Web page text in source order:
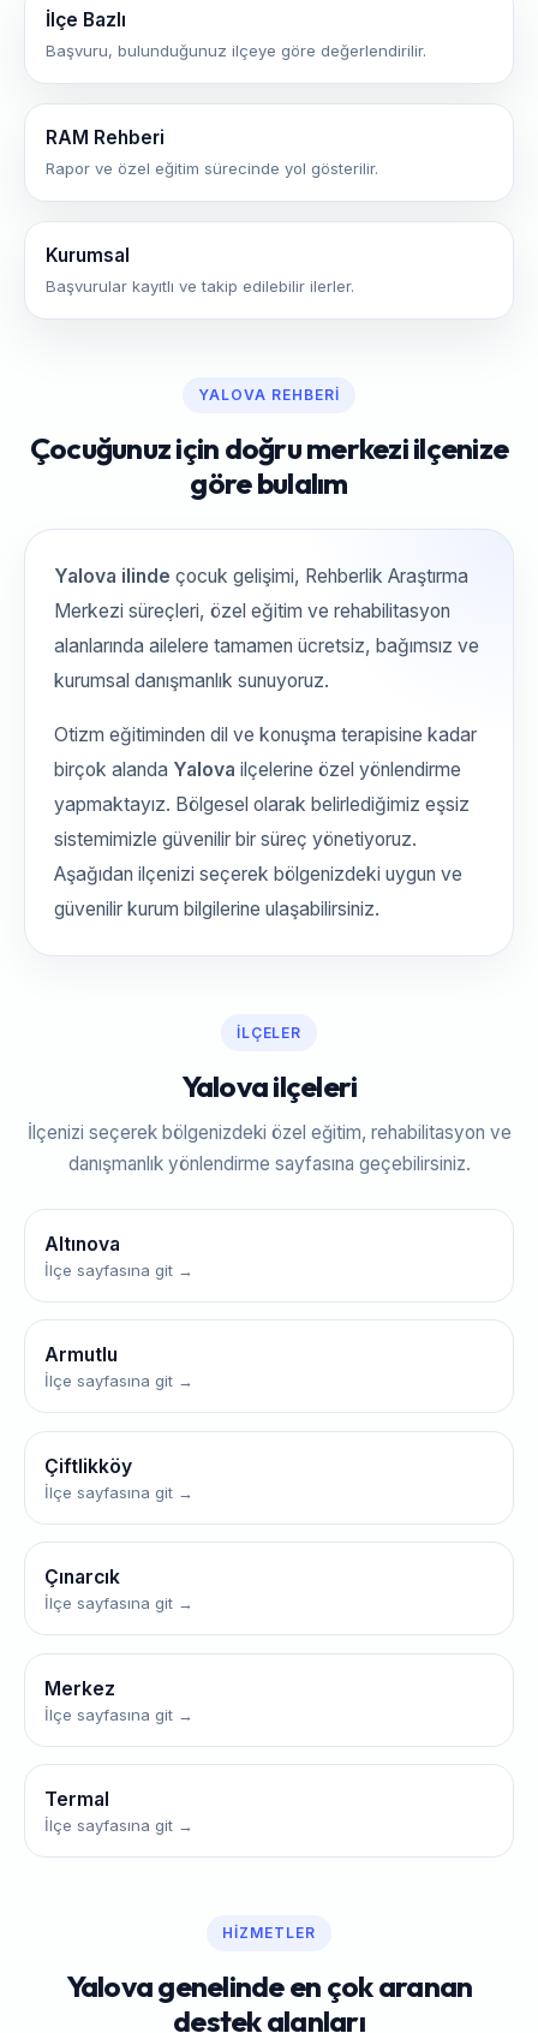
İlçe Bazlı
Başvuru, bulunduğunuz ilçeye göre değerlendirilir.
RAM Rehberi
Rapor ve özel eğitim sürecinde yol gösterilir.
Kurumsal
Başvurular kayıtlı ve takip edilebilir ilerler.
YALOVA REHBERI
Çocuğunuz için doğru merkezi ilçenize
göre bulalım
Yalova ilinde çocuk gelişimi, Rehberlik Araştırma
Merkezi süreçleri, özel eğitim ve rehabilitasyon
alanlarında ailelere tamamen ücretsiz, bağımsız ve
kurumsal danışmanlık sunuyoruz.
Otizm eğitiminden dil ve konuşma terapisine kadar
birçok alanda Yalova ilçelerine özel yönlendirme
yapmaktayız. Bölgesel olarak belirlediğimiz eşsiz
sistemimizle güvenilir bir süreç yönetiyoruz.
Aşağıdan ilçenizi seçerek bölgenizdeki uygun ve
güvenilir kurum bilgilerine ulaşabilirsiniz.
İLÇELER
Yalova ilçeleri
İlçenizi seçerek bölgenizdeki özel eğitim, rehabilitasyon ve
danışmanlık yönlendirme sayfasına geçebilirsiniz.
Altınova
İlçe sayfasına git →
Armutlu
İlçe sayfasına git →
Çiftlikköy
İlçe sayfasına git →
Çınarcık
İlçe sayfasına git →
Merkez
İlçe sayfasına git →
Termal
İlçe sayfasına git →
HIZMETLER
Yalova genelinde en çok aranan
destek alanları